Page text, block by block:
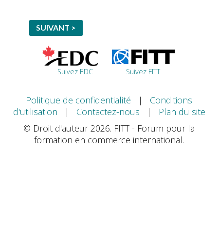
SUIVANT >
ABOUT YOUR COMPANY
NEWSLETTER
SUIVANT >
Suivez EDC Suivez FITT
Politique de confidentialité | Conditions
d'utilisation | Contactez-nous |
Plan du site
© Droit d'auteur 2026. FITT - Forum pour la
formation en commerce international.